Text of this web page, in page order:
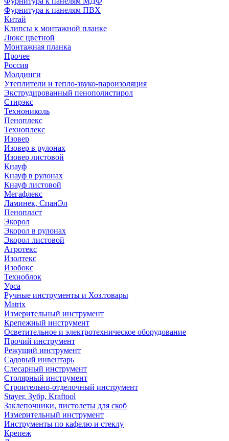
Фурнитура к панелям ПВХ
Китай
Клипсы к монтажной планке
Люкс цветной
Монтажная планка
Прочее
Россия
Молдинги
Утеплители и тепло-звуко-пароизоляция
Экструдированный пенополистирол
Стирэкс
Технониколь
Пеноплекс
Техноплекс
Изовер
Изовер в рулонах
Изовер листовой
Кнауф
Кнауф в рулонах
Кнауф листовой
Мегафлекс
Ламинек, СпанЭл
Пенопласт
Экорол
Экорол в рулонах
Экорол листовой
Агротекс
Изолтекс
Изобокс
Техноблок
Урса
Ручные инструменты и Хоз.товары
Matrix
Измерительный инструмент
Крепежный инструмент
Осветительное и электротехническое оборудование
Прочий инструмент
Режущий инструмент
Садовый инвентарь
Слесарный инструмент
Столярный инструмент
Строительно-отделочный инструмент
Stayer, Зубр, Kraftool
Заклепочники, пистолеты для скоб
Измерительный инструмент
Инструменты по кафелю и стеклу
Крепеж